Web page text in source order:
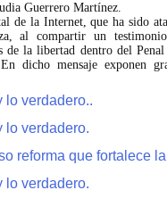
Guerrero Martínez.
de la Internet, que ha sido
al compartir un
de la libertad dentro del
dicho mensaje exponen
lo verdadero..
lo verdadero.
reforma que fortalece
lo verdadero.